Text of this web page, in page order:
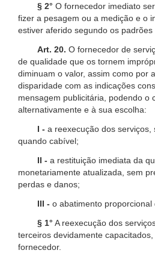
§ 2° O fornecedor imediato
fizer a pesagem ou a medição e o
estiver aferido segundo os padrões
Art. 20. O fornecedor de
de qualidade que os tornem
diminuam o valor, assim como por
disparidade com as indicações
mensagem publicitária, podendo o
alternativamente e à sua escolha:
I - a reexecução dos serviços,
quando cabível;
II - a restituição imediata da
monetariamente atualizada, sem
perdas e danos;
III - o abatimento proporcional
§ 1° A reexecução dos
terceiros devidamente
fornecedor.